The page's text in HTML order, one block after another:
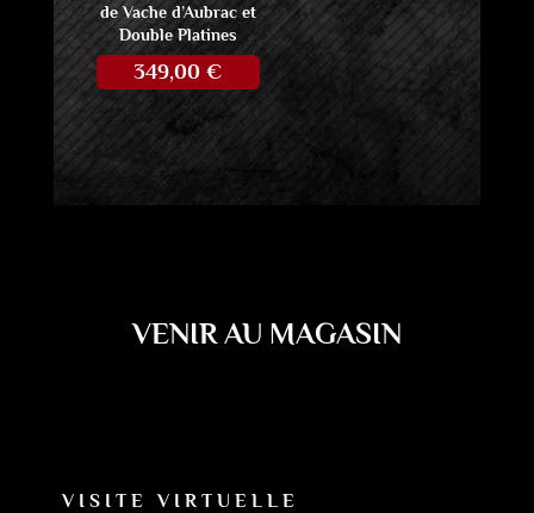
de Vache d’Aubrac et
Double Platines
349,00€
VENIR AU MAGASIN
VISITE VIRTUELLE